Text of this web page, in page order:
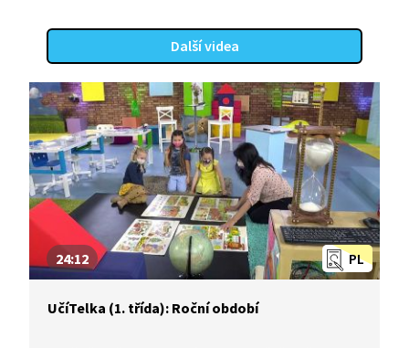
Další videa
PL
24:12
UčíTelka (1. třída): Roční období